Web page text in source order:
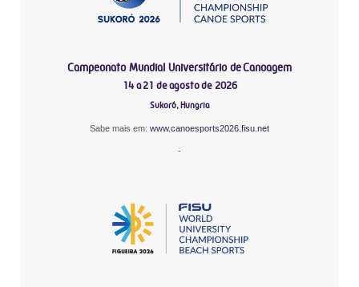
Campeonato Mundial Universitário de Canoagem
14 a 21 de agosto de 2026
Sukoró, Hungria
Sabe mais em: www.canoesports2026.fisu.net
-